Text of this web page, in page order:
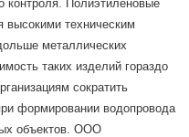
контроля. Полиэтиленовые
высокими техническим
металлических
таких изделий гораздо
сократить
формировании водопровода
объектов. ООО